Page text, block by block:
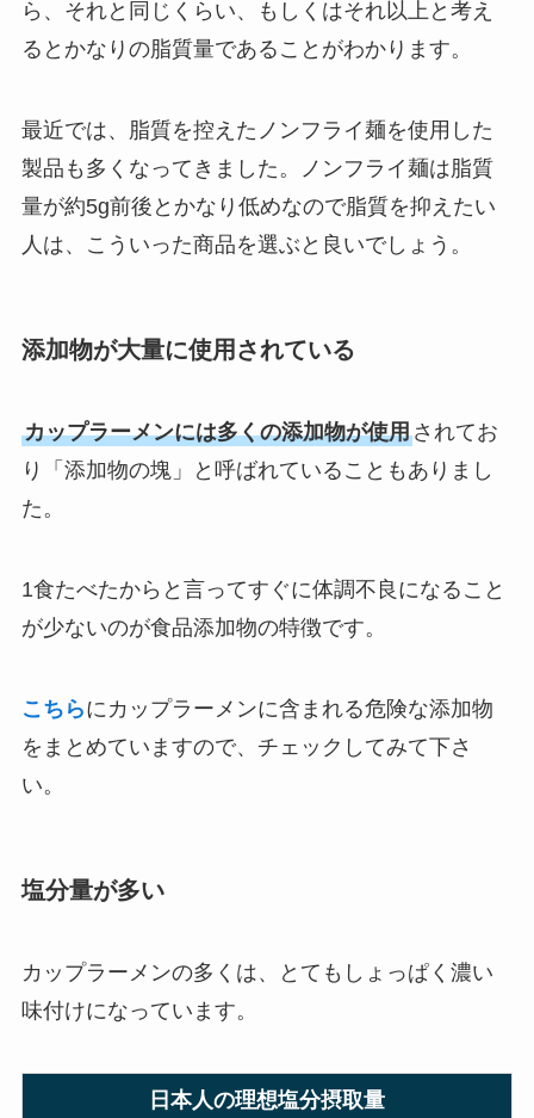
ら、それと同じくらい、もしくはそれ以上と考え
るとかなりの脂質量であることがわかります。
最近では、脂質を控えたノンフライ麺を使用した
製品も多くなってきました。ノンフライ麺は脂質
量が約5g前後とかなり低めなので脂質を抑えたい
人は、こういった商品を選ぶと良いでしょう。
添加物が大量に使用されている
カップラーメンには多くの添加物が使用されてお
り「添加物の塊」と呼ばれていることもありまし
た。
1食たべたからと言ってすぐに体調不良になること
が少ないのが食品添加物の特徴です。
こちらにカップラーメンに含まれる危険な添加物
をまとめていますので、チェックしてみて下さ
い。
塩分量が多い
カップラーメンの多くは、とてもしょっぱく濃い
味付けになっています。
日本人の理想塩分摂取量